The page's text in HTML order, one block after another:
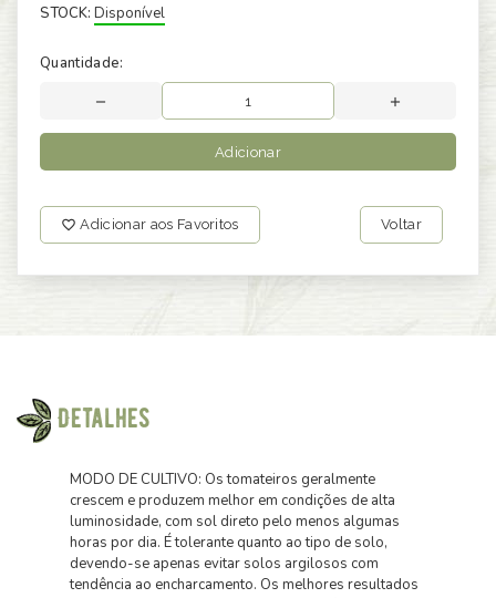
STOCK: Disponível
Quantidade:
Adicionar
Adicionar aos Favoritos Voltar
Detalhes
MODO DE CULTIVO: Os tomateiros geralmente
crescem e produzem melhor em condições de alta
luminosidade, com sol direto pelo menos algumas
horas por dia. É tolerante quanto ao tipo de solo,
devendo-se apenas evitar solos argilosos com
tendência ao encharcamento. Os melhores resultados